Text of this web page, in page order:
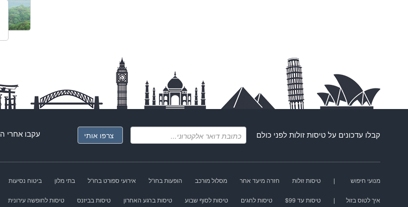
קבלו עדכונים על טיסות זולות לפני כולם עקבו אחרי ה
מנועי חיפוש | טיסות זולות חזרה מיעד אחר מסלול מורכב הופעות בחו"ל אירועי ספורט בחו"ל בתי מלון ביטוח נסיעות
איך לטוס בזול | טיסות עד $99 טיסות לחגים טיסות לסוף שבוע טיסות ברגע האחרון טיסות בביזנס טיסות לחופשה עירונית